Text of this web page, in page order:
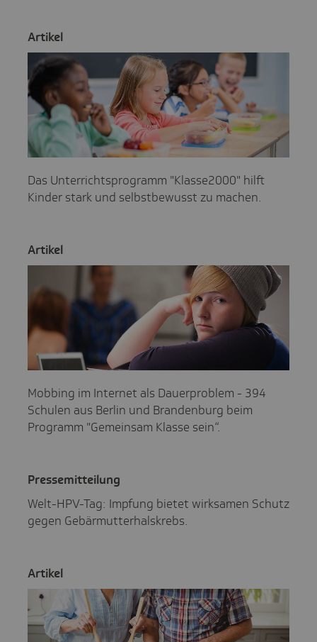
Artikel
Das Unterrichtsprogramm "Klasse2000" hilft
Kinder stark und selbstbewusst zu machen.
Artikel
Mobbing im Internet als Dauerproblem - 394
Schulen aus Berlin und Brandenburg beim
Programm "Gemeinsam Klasse sein“.
Pres­se­mit­tei­lung
Welt-HPV-Tag: Impfung bietet wirksamen Schutz
gegen Gebärmutterhalskrebs.
Artikel